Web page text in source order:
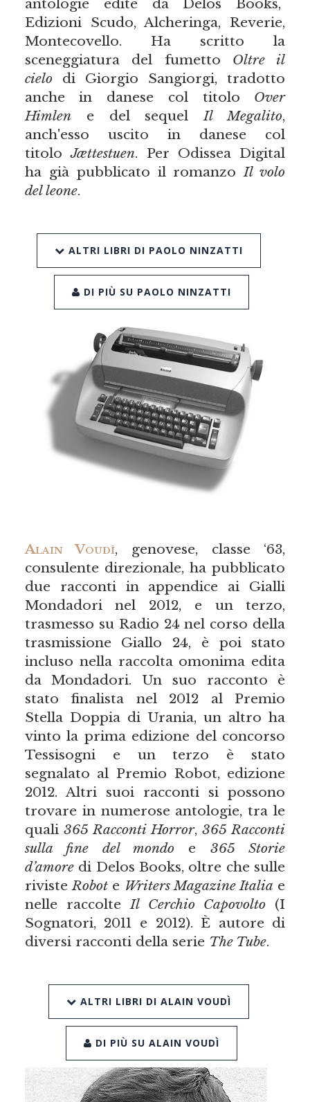
Edizioni Scudo, Alcheringa, Reverie,
Montecovello. Ha scritto la
sceneggiatura del fumetto Oltre il
cielodi Giorgio Sangiorgi, tradotto
anche in danese col titolo Over
Himlene del sequel Il Megalito,
anch'esso uscito in danese col
titoloJættestuen. Per Odissea Digital
ha già pubblicato il romanzo Il volo
del leone.
ALTRI LIBRI DI PAOLO NINZATTI
DI PIÙ SU PAOLO NINZATTI
Alain Voudì, genovese, classe ‘63,
consulente direzionale, ha pubblicato
due racconti in appendice ai Gialli
Mondadori nel 2012, e un terzo,
trasmesso su Radio 24 nel corso della
trasmissione Giallo 24, è poi stato
incluso nella raccolta omonima edita
da Mondadori. Un suo racconto è
stato finalista nel 2012 al Premio
Stella Doppia di Urania, un altro ha
vinto la prima edizione del concorso
Tessisogni e un terzo è stato
segnalato al Premio Robot, edizione
2012. Altri suoi racconti si possono
trovare in numerose antologie, tra le
quali365 Racconti Horror, 365 Racconti
sulla fine del mondo e 365 Storie
d’amoredi Delos Books, oltre che sulle
rivisteRobote Writers Magazine Italia e
nelle raccolteIl Cerchio Capovolto(I
Sognatori, 2011 e 2012). È autore di
diversi racconti della serie The Tube.
ALTRI LIBRI DI ALAIN VOUDÌ
DI PIÙ SU ALAIN VOUDÌ